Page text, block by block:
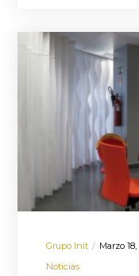
Grupo Init Marzo 18,
Noticias